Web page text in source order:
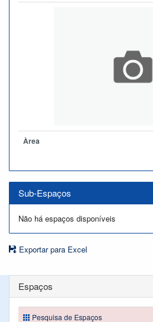
Àrea
Sub-Espaços
Não há espaços disponíveis
Exportar para Excel
Espaços
Pesquisa de Espaços